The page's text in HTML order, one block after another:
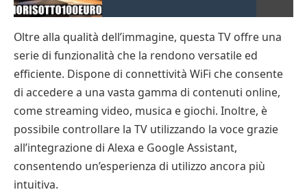
Oltre alla qualità dell’immagine, questa TV offre una
serie di funzionalità che la rendono versatile ed
efficiente. Dispone di connettività WiFi che consente
di accedere a una vasta gamma di contenuti online,
come streaming video, musica e giochi. Inoltre, è
possibile controllare la TV utilizzando la voce grazie
all’integrazione di Alexa e Google Assistant,
consentendo un’esperienza di utilizzo ancora più
intuitiva.